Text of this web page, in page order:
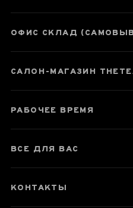
Паспорт товара
О чае
Стоит попробовать
Отзывы чаеманов 2
ОФИС СКЛАД
САЛОН-МАГАЗИН
РАБОЧЕЕ ВРЕМЯ
ВСЕ ДЛЯ ВАС
КОНТАКТЫ